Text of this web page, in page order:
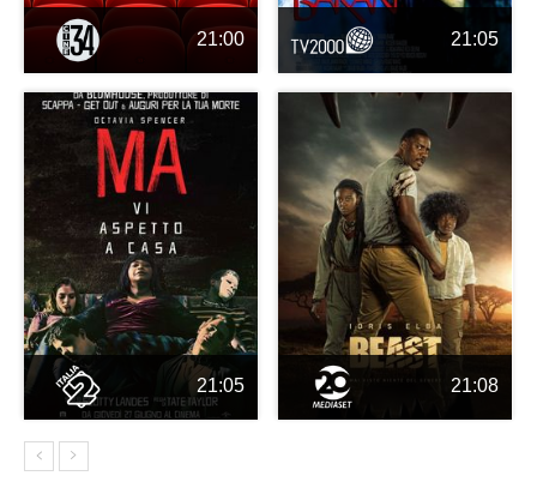
21:00 21:05
21:05 21:08